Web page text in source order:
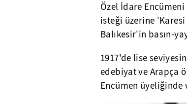
Özel İdare
isteği üzerine
Balıkesir'in basın-
1917'de lise
edebiyat ve Arapça
Encümen